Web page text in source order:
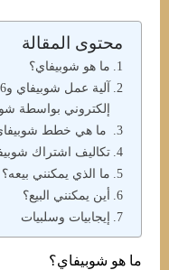
محتوى المقالة
ما هو شوبيفاي؟
إلكتروني بواسطة
ما هي خطط
تكاليف اشتراك
ما الذي يمكنني بيعه؟
أين يمكنني البيع؟
إيجابيات وسلبيات
ما هو شوبيفاي؟